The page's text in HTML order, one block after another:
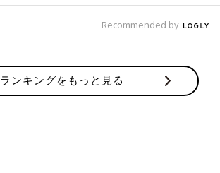
Recommended by
ランキングをもっと見る